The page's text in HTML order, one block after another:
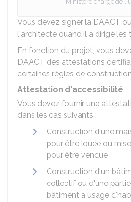
Ministère chargé de
Vous devez signer la DAACT
l'architecte quand il a dirigé les
En fonction du projet, vous
DAACT des attestations
certaines règles de
Attestation d'accessibilité
Vous devez fournir une
dans les cas suivants :
Construction d'une
pour être louée ou
pour être vendue
Construction d'un
collectif ou d'une
bâtiment à usage